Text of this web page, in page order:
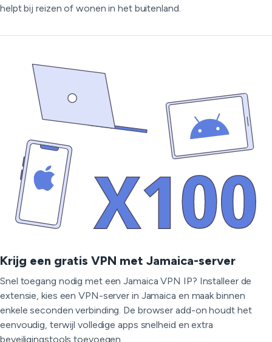
helpt bij reizen of wonen in het buitenland.
Krijg een gratis VPN met Jamaica-server
Snel toegang nodig met een Jamaica VPN IP? Installeer de
extensie, kies een VPN-server in Jamaica en maak binnen
enkele seconden verbinding. De browser add-on houdt het
eenvoudig, terwijl volledige apps snelheid en extra
beveiligingstools toevoegen.